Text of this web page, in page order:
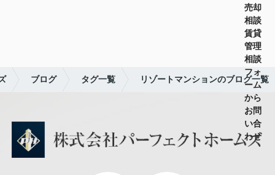
売却
相談
賃貸
管理
相談
フォ
ーム
から
お問
い合
わせ
ブログ タグ一覧 リゾートマンションのブログ一覧